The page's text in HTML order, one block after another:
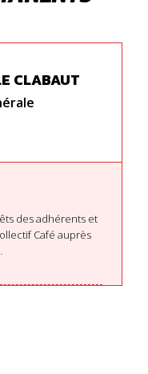
CLABAUT
des adhérents et
Café auprès